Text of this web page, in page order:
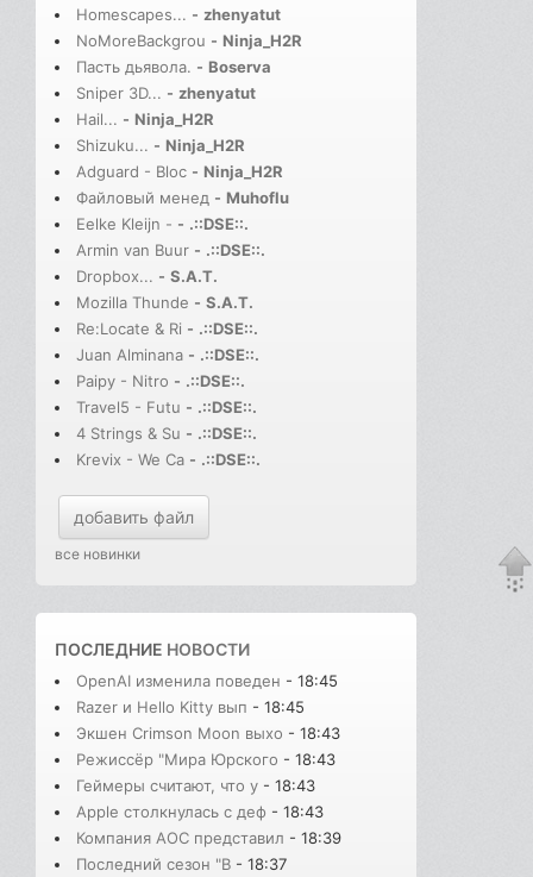
Homescapes... - zhenyatut
NoMoreBackgrou - Ninja_H2R
Пасть дьявола. - Boserva
Sniper 3D... - zhenyatut
Hail... - Ninja_H2R
Shizuku... - Ninja_H2R
Adguard - Bloc - Ninja_H2R
Файловый менед - Muhoflu
Eelke Kleijn - - .::DSE::.
Armin van Buur - .::DSE::.
Dropbox... - S.A.T.
Mozilla Thunde - S.A.T.
Re:Locate & Ri - .::DSE::.
Juan Alminana - .::DSE::.
Paipy - Nitro - .::DSE::.
Travel5 - Futu - .::DSE::.
4 Strings & Su - .::DSE::.
Krevix - We Ca - .::DSE::.
добавить файл
все новинки
ПОСЛЕДНИЕ НОВОСТИ
OpenAI изменила поведен - 18:45
Razer и Hello Kitty вып - 18:45
Экшен Crimson Moon выхо - 18:43
Режиссёр "Мира Юрского - 18:43
Геймеры считают, что у - 18:43
Apple столкнулась с деф - 18:43
Компания AOC представил - 18:39
Последний сезон "В - 18:37